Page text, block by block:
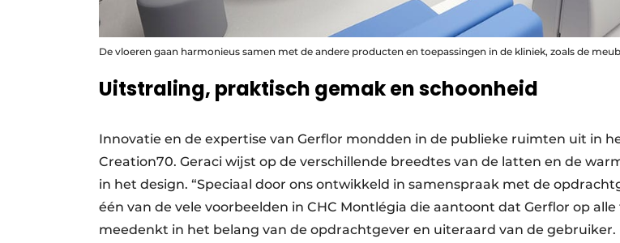
De vloeren gaan harmonieus samen met de andere producten en toepassingen in de kliniek, zoals de
Uitstraling, praktisch gemak en schoonheid
Innovatie en de expertise van Gerflor mondden in de publieke ruimten uit in
Creation70. Geraci wijst op de verschillende breedtes van de latten en de
in het design. “Speciaal door ons ontwikkeld in samenspraak met de
één van de vele voorbeelden in CHC Montlégia die aantoont dat Gerflor op
meedenkt in het belang van de opdrachtgever en uiteraard van de gebruiker.